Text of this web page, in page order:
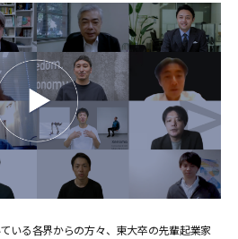
いる各界からの方々、東大卒の先輩起業家